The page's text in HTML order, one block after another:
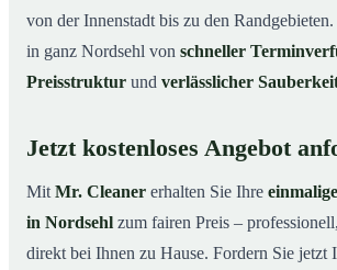
von der Innenstadt bis zu den
in ganz Nordsehl von schneller
Preisstruktur und verlässlicher
Jetzt kostenloses Angebot
Mit Mr. Cleaner erhalten Sie Ihre
in Nordsehl zum fairen Preis –
direkt bei Ihnen zu Hause. Fordern Sie jetzt